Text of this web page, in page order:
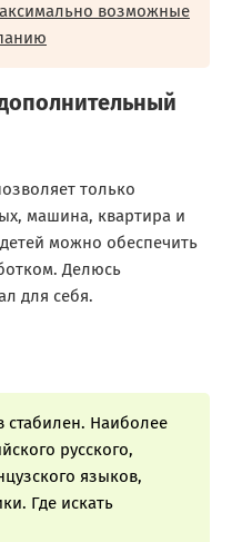
возможные
только
машина, квартира и
можно обеспечить
Делюсь
для себя.
стабилен. Наиболее
русского,
языков,
Где искать